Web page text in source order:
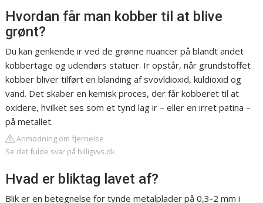
Hvordan får man kobber til at blive
grønt?
Du kan genkende ir ved de grønne nuancer på blandt andet
kobbertage og udendørs statuer. Ir opstår, når grundstoffet
kobber bliver tilført en blanding af svovldioxid, kuldioxid og
vand. Det skaber en kemisk proces, der får kobberet til at
oxidere, hvilket ses som et tynd lag ir – eller en irret patina –
på metallet.
Anmodning om fjernelse
Se det fulde svar på billigvvs.dk
Hvad er bliktag lavet af?
Blik er en betegnelse for tynde metalplader på 0,3-2 mm i